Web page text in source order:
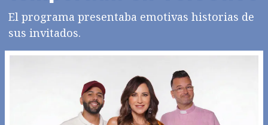
El programa presentaba emotivas historias de
sus invitados.